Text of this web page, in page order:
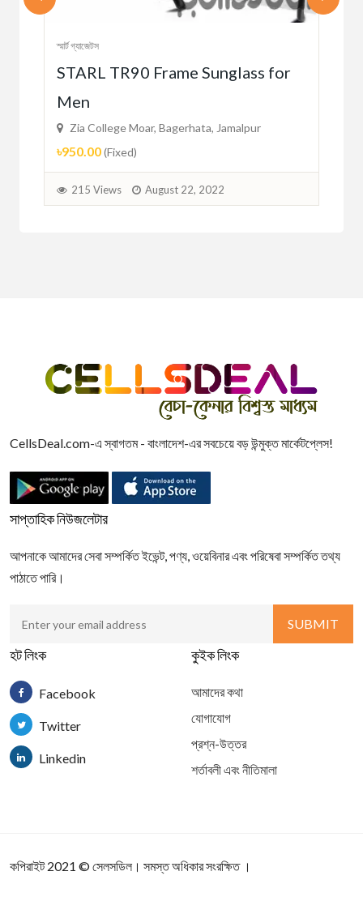
স্মার্ট গ্যাজেটস
STARL TR90 Frame Sunglass for
Men
Zia College Moar, Bagerhata, Jamalpur
৳950.00(Fixed)
215 Views August 22, 2022
CellsDeal.com-এ স্বাগতম - বাংলাদেশ-এর সবচেয়ে বড় উন্মুক্ত মার্কেটপ্লেস!
সাপ্তাহিক নিউজলেটার
আপনাকে আমাদের সেবা সম্পর্কিত ইভেন্ট, পণ্য, ওয়েবিনার এবং পরিষেবা সম্পর্কিত তথ্য
পাঠাতে পারি।
হট লিংক
Facebook
Twitter
Linkedin
কুইক লিংক
আমাদের কথা
যোগাযোগ
প্রশ্ন-উত্তর
শর্তাবলী এবং নীতিমালা
কপিরাইট 2021 © সেলসডিল । সমস্ত অধিকার সংরক্ষিত ।